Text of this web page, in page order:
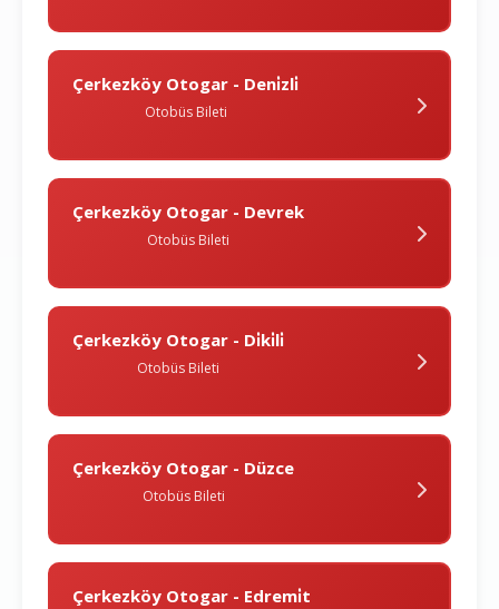
Çerkezköy Otogar - Deni̇zli̇
Otobüs Bileti
Çerkezköy Otogar - Devrek
Otobüs Bileti
Çerkezköy Otogar - Di̇ki̇li̇
Otobüs Bileti
Çerkezköy Otogar - Düzce
Otobüs Bileti
Çerkezköy Otogar - Edremi̇t